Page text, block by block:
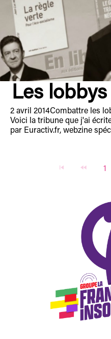
Les
2 avril 2014Combattre les
Voici la tribune que j'ai
par Euractiv.fr, webzine
1